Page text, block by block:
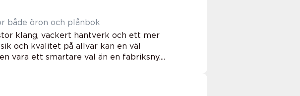
för både öron och plånbok
klang, vackert hantverk och ett mer
och kvalitet på allvar kan en väl
vara ett smartare val än en fabriksny....